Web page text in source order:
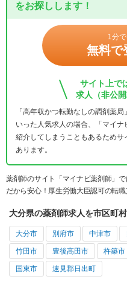
をお探しします！
1分
無料で
サイト上で
求人（非公
「高年収かつ転勤なしの調剤薬
いった人気求人の場合、「マイ
紹介してしまうこともあるため
あります。
薬剤師のサイト「マイナビ薬剤師」
だから安心！厚生労働大臣認可の転職
大分県の薬剤師求人を市区町
大分市 別府市 中津市
竹田市 豊後高田市 杵築市
国東市 速見郡日出町